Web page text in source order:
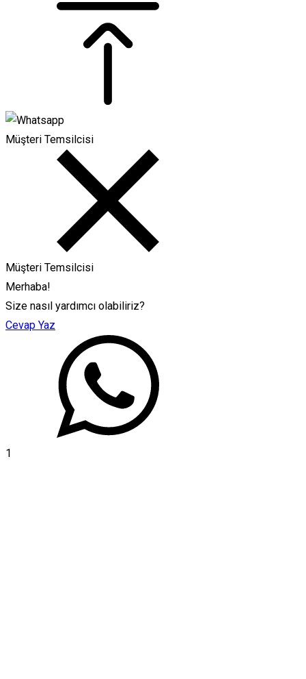
Müşteri Temsilcisi
Müşteri Temsilcisi
Merhaba!
Size nasıl yardımcı olabiliriz?
Cevap Yaz
1